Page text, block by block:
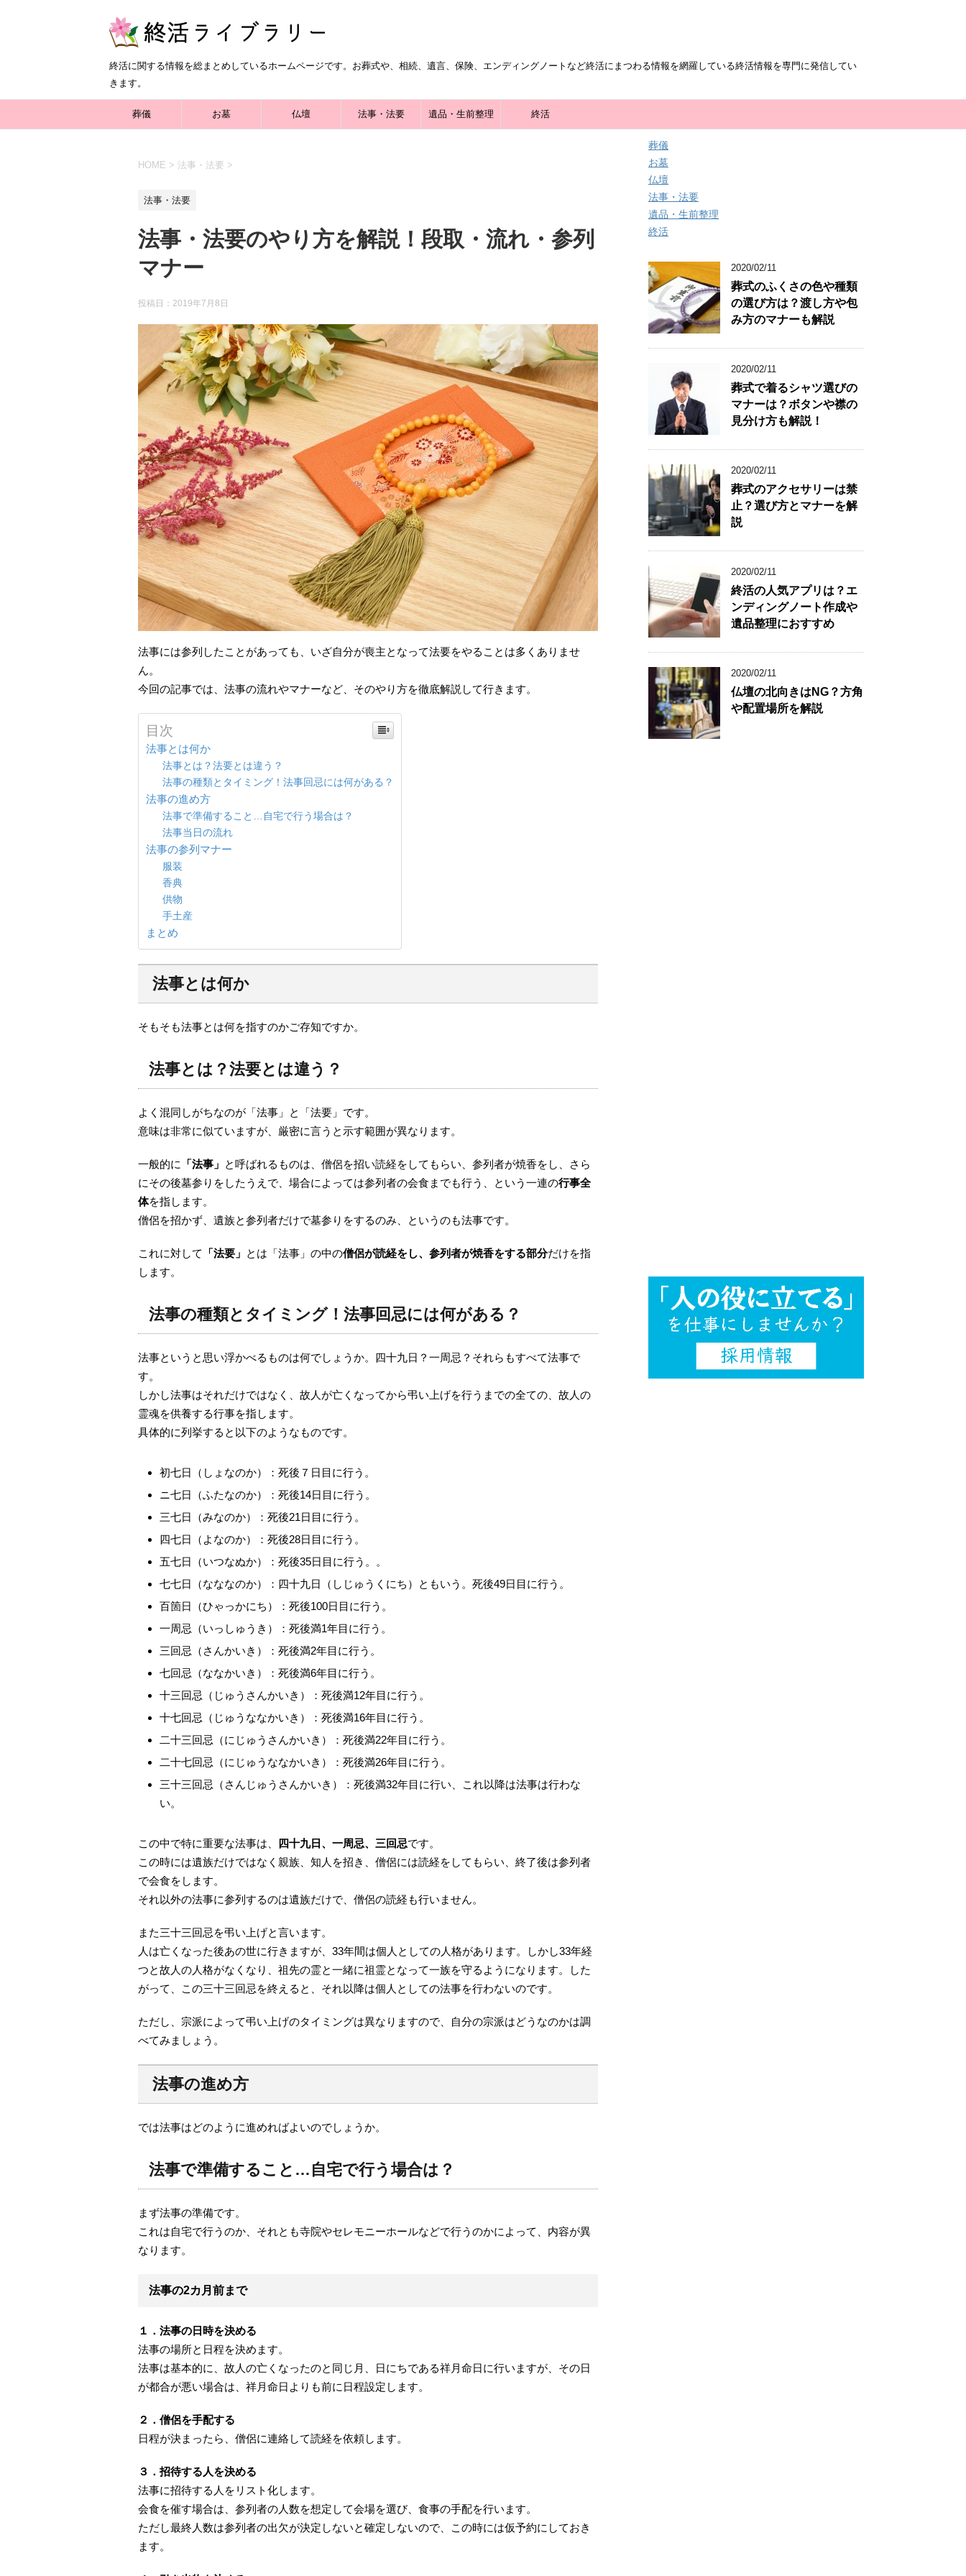
終活に関する情報を総まとめしているホームページです。お葬式や、相続、遺言、保険、エンディングノートなど終活にまつわる情報を網羅している終活情報を専門に発信してい
きます。
葬儀 お墓 仏壇 法事・法要 遺品・生前整理 終活
HOME > 法事・法要 >
法事・法要
法事・法要のやり方を解説！段取・流れ・参列
マナー
投稿日： 2019年7月8日
法事には参列したことがあっても、いざ自分が喪主となって法要をやることは多くありませ
ん。
今回の記事では、法事の流れやマナーなど、そのやり方を徹底解説して行きます。
目次
法事とは何か
法事とは？法要とは違う？
法事の種類とタイミング！法事回忌には何がある？
法事の進め方
法事で準備すること…自宅で行う場合は？
法事当日の流れ
法事の参列マナー
服装
香典
供物
手土産
まとめ
法事とは何か
そもそも法事とは何を指すのかご存知ですか。
法事とは？法要とは違う？
よく混同しがちなのが「法事」と「法要」です。
意味は非常に似ていますが、厳密に言うと示す範囲が異なります。
一般的に 「法事」 と呼ばれるものは、僧侶を招い読経をしてもらい、参列者が焼香をし、さら
にその後墓参りをしたうえで、場合によっては参列者の会食までも行う、という一連の行事全
体を指します。
僧侶を招かず、遺族と参列者だけで墓参りをするのみ、というのも法事です。
これに対して 「法要」 とは「法事」の中の僧侶が読経をし、参列者が焼香をする部分だけを指
します。
法事の種類とタイミング！法事回忌には何がある？
法事というと思い浮かべるものは何でしょうか。四十九日？一周忌？それらもすべて法事で
す。
しかし法事はそれだけではなく、故人が亡くなってから弔い上げを行うまでの全ての、故人の
霊魂を供養する行事を指します。
具体的に列挙すると以下のようなものです。
初七日（しょなのか）：死後７日目に行う。
ニ七日（ふたなのか）：死後14日目に行う。
三七日（みなのか）：死後21日目に行う。
四七日（よなのか）：死後28日目に行う。
五七日（いつなぬか）：死後35日目に行う。。
七七日（なななのか）：四十九日（しじゅうくにち）ともいう。死後49日目に行う。
百箇日（ひゃっかにち）：死後100日目に行う。
一周忌（いっしゅうき）：死後満1年目に行う。
三回忌（さんかいき）：死後満2年目に行う。
七回忌（ななかいき）：死後満6年目に行う。
十三回忌（じゅうさんかいき）：死後満12年目に行う。
十七回忌（じゅうななかいき）：死後満16年目に行う。
二十三回忌（にじゅうさんかいき）：死後満22年目に行う。
二十七回忌（にじゅうななかいき）：死後満26年目に行う。
三十三回忌（さんじゅうさんかいき）：死後満32年目に行い、これ以降は法事は行わな
い。
この中で特に重要な法事は、 四十九日、一周忌、三回忌です。
この時には遺族だけではなく親族、知人を招き、僧侶には読経をしてもらい、終了後は参列者
で会食をします。
それ以外の法事に参列するのは遺族だけで、僧侶の読経も行いません。
また三十三回忌を弔い上げと言います。
人は亡くなった後あの世に行きますが、33年間は個人としての人格があります。しかし33年経
つと故人の人格がなくなり、祖先の霊と一緒に祖霊となって一族を守るようになります。した
がって、この三十三回忌を終えると、それ以降は個人としての法事を行わないのです。
ただし、宗派によって弔い上げのタイミングは異なりますので、自分の宗派はどうなのかは調
べてみましょう。
法事の進め方
では法事はどのように進めればよいのでしょうか。
法事で準備すること…自宅で行う場合は？
まず法事の準備です。
これは自宅で行うのか、それとも寺院やセレモニーホールなどで行うのかによって、内容が異
なります。
法事の2カ月前まで
１．法事の日時を決める
法事の場所と日程を決めます。
法事は基本的に、故人の亡くなったのと同じ月、日にちである祥月命日に行いますが、その日
が都合が悪い場合は、祥月命日よりも前に日程設定します。
２．僧侶を手配する
日程が決まったら、僧侶に連絡して読経を依頼します。
３．招待する人を決める
法事に招待する人をリスト化します。
会食を催す場合は、参列者の人数を想定して会場を選び、食事の手配を行います。
ただし最終人数は参列者の出欠が決定しないと確定しないので、この時には仮予約にしておき
ます。
葬儀
お墓
仏壇
法事・法要
遺品・生前整理
終活
2020/02/11
葬式のふくさの色や種類
の選び方は？渡し方や包
み方のマナーも解説
2020/02/11
葬式で着るシャツ選びの
マナーは？ボタンや襟の
見分け方も解説！
2020/02/11
葬式のアクセサリーは禁
止？選び方とマナーを解
説
2020/02/11
終活の人気アプリは？エ
ンディングノート作成や
遺品整理におすすめ
2020/02/11
仏壇の北向きはNG？方角
や配置場所を解説